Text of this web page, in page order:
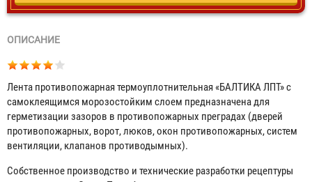
ОПИСАНИЕ
Лента противопожарная термоуплотнительная «БАЛТИКА ЛПТ» с
самоклеящимся морозостойким слоем предназначена для
герметизации зазоров в противопожарных преградах (дверей
противопожарных, ворот, люков, окон противопожарных, систем
вентиляции, клапанов противодымных).
Собственное производство и технические разработки рецептуры